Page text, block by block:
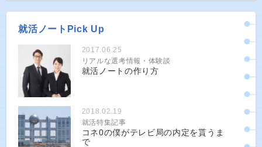
就活ノートPick Up
2017.06.25
リアルな選考情報・体験談
就活ノートの作り方
2018.02.19
就活特集記事
コネ0の僕がテレビ局の内定を貰うま
で